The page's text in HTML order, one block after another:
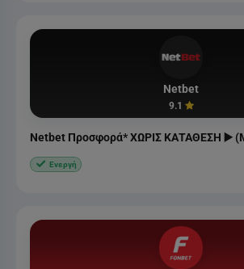
Netbet
9.1
Netbet Προσφορά* ΧΩΡΙΣ ΚΑΤΑΘΕΣΗ ▶️
Ενεργή